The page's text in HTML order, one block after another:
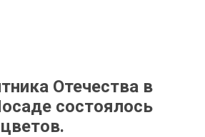
Отечества в
состоялось